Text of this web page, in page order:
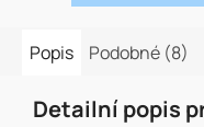
Popis Podobné (8)
Detailní popis